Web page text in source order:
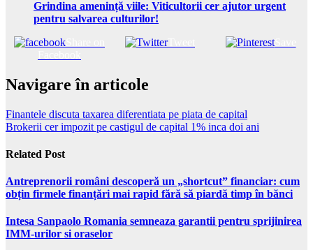
Grindina amenință viile: Viticultorii cer ajutor urgent
pentru salvarea culturilor!
Tweet Save
Navigare în articole
Finantele discuta taxarea diferentiata pe piata de capital
Brokerii cer impozit pe castigul de capital 1% inca doi ani
Related Post
Antreprenorii români descoperă un „shortcut” financiar: cum
obțin firmele finanțări mai rapid fără să piardă timp în bănci
Intesa Sanpaolo Romania semneaza garantii pentru sprijinirea
IMM-urilor si oraselor